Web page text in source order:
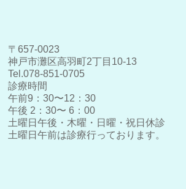
〒657-0023
神戸市灘区高羽町2丁目10-13
Tel.078-851-0705
診療時間
午前9：30〜12：30
午後 2：30〜 6：00
土曜日午後・木曜・日曜・祝日休診
土曜日午前は診療行っております。